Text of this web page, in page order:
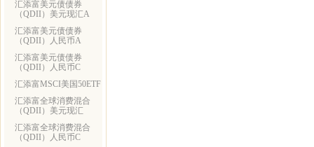
汇添富美元债债券
（QDII）美元现汇A
汇添富美元债债券
（QDII）人民币A
汇添富美元债债券
（QDII）人民币C
汇添富MSCI美国50ETF
汇添富全球消费混合
（QDII）美元现汇
汇添富全球消费混合
（QDII）人民币C